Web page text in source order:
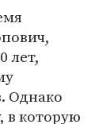
лет,
Однако
в которую